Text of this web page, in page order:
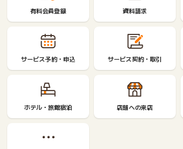
有料会員登録 資料請求
サービス予約・申込 サービス契約・取引
ホテル・旅館宿泊 店舗への来店